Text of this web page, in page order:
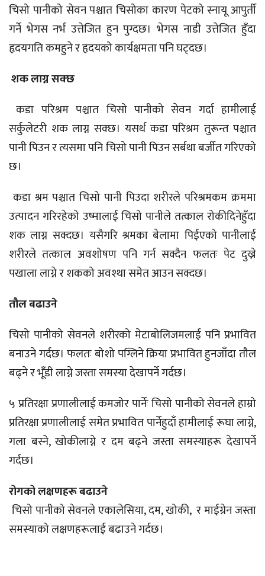
चिसो पानीको सेवन पश्चात चिसोका कारण पेटको स्नायू आपुर्ती
गर्ने भेगस नर्भ उत्तेजित हुन पुग्दछ। भेगस नाडी उत्तेजित हुँदा
हृदयगति कमहुने र हृदयको कार्यक्षमता पनि घट्दछ।
शक लाग्न सक्छ
कडा परिश्रम पश्चात चिसो पानीको सेवन गर्दा हामीलाई
सर्कुलेटरी शक लाग्न सक्छ। यसर्थ कडा परिश्रम तुरून्त पश्चात
पानी पिउन र त्यसमा पनि चिसो पानी पिउन सर्बथा बर्जीत गरिएको
छ।
कडा श्रम पश्चात चिसो पानी पिउदा शरीरले परिश्रमकम क्रममा
उत्पादन गरिरहेको उष्मालाई चिसो पानीले तत्काल रोकीदिनेहुँदा
शक लाग्न सक्दछ। यसैगरि श्रमका बेलामा पिईएको पानीलाई
शरीरले तत्काल अवशोषण पनि गर्न सक्दैन फलतः पेट दुख्ने
पखाला लाग्ने र शकको अवश्था समेत आउन सक्दछ।
तौल बढाउने
चिसो पानीको सेवनले शरीरको मेटाबोलिजमलाई पनि प्रभावित
बनाउने गर्दछ। फलतः बोशो पग्लिने क्रिया प्रभावित हुनजाँदा तौल
बढ्ने र भूँडी लाग्ने जस्ता समस्या देखापर्ने गर्दछ।
५ प्रतिरक्षा प्रणालीलाई कमजोर पार्नेः चिसो पानीको सेवनले हाम्रो
प्रतिरक्षा प्रणालीलाई समेत प्रभावित पार्नेहुदाँ हामीलाई रूघा लाग्ने,
गला बस्ने, खोकीलाग्ने र दम बढ्ने जस्ता समस्याहरू देखापर्ने
गर्दछ।
रोगको लक्षणहरू बढाउने
चिसो पानीको सेवनले एकालेसिया, दम, खोकी, र माईग्रेन जस्ता
समस्याको लक्षणहरूलाई बढाउने गर्दछ।